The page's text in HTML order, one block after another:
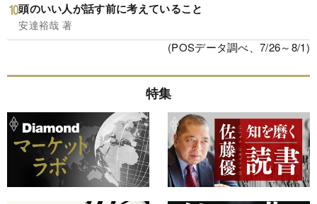
頭のいい人が話す前に考えていること
安達裕哉 著
(POSデータ調べ、7/26～8/1)
特集